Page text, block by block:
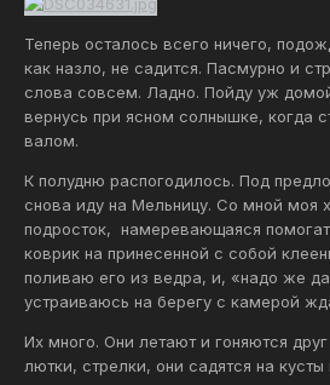
Теперь осталось всего ничего,
как назло, не садится. Пасмурно и
слова совсем. Ладно. Пойду уж
вернусь при ясном солнышке, когда
валом.
К полудню распогодилось. Под
снова иду на Мельницу. Со мной моя
подросток, намеревающаяся
коврик на принесенной с собой
поливаю его из ведра, и, «надо же
устраиваюсь на берегу с камерой
Их много. Они летают и гоняются
лютки, стрелки, они садятся на